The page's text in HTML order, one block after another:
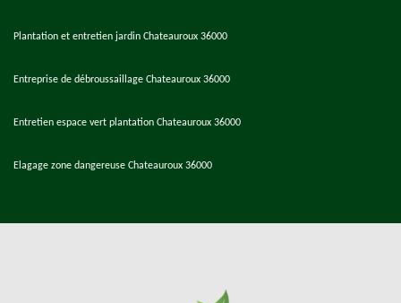
Plantation et entretien jardin Chateauroux 36000
Entreprise de débroussaillage Chateauroux 36000
Entretien espace vert plantation Chateauroux 36000
Elagage zone dangereuse Chateauroux 36000